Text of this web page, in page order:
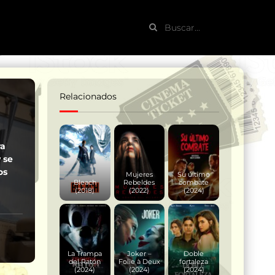
se
Relacionados
Bleach
(2018)
Mujeres
Rebeldes
(2022)
Su último
combate
(2024)
La Trampa
del Ratón
(2024)
Joker –
Folie à Deux
(2024)
Doble
fortaleza
(2024)